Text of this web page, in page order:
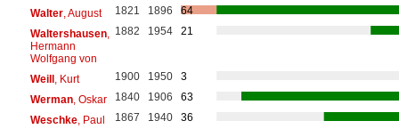
Walter, August 1821 1896
64
Waltershausen,
Hermann
Wolfgang von
1882 1954 21
Weill, Kurt 1900 1950
3
Werman, Oskar 1840 1906
63
Weschke, Paul 1867 1940 36